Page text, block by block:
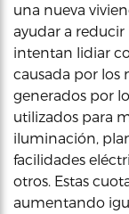
una nueva
ayudar a
intentan lidiar
causada por los
generados por
utilizados para
iluminación,
facilidades
otros. Estas
aumentando